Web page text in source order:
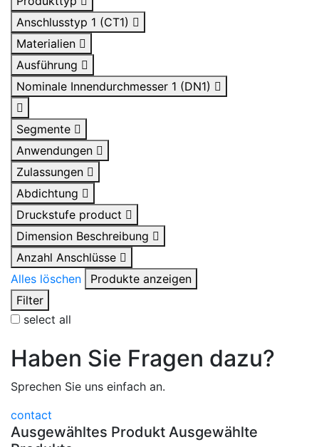
Anschlusstyp 1 (CT1)
Materialien
Ausführung
Nominale Innendurchmesser 1 (DN1)
Segmente
Anwendungen
Zulassungen
Abdichtung
Druckstufe product
Dimension Beschreibung
Anzahl Anschlüsse
Alles löschen
Produkte anzeigen
Filter
select all
Haben Sie Fragen dazu?
Sprechen Sie uns einfach an.
contact
Ausgewähltes Produkt Ausgewählte